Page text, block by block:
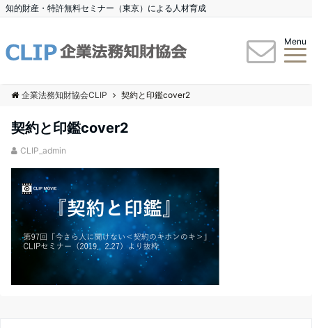
知的財産・特許無料セミナー（東京）による人材育成
Menu
企業法務知財協会CLIP 契約と印鑑cover2
契約と印鑑cover2
CLIP_admin